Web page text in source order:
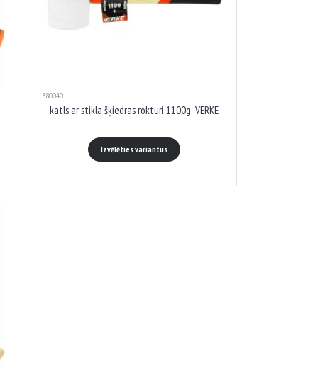
380040
katls ar stikla šķiedras rokturi 1100g, VERKE
Izvēlēties variantus